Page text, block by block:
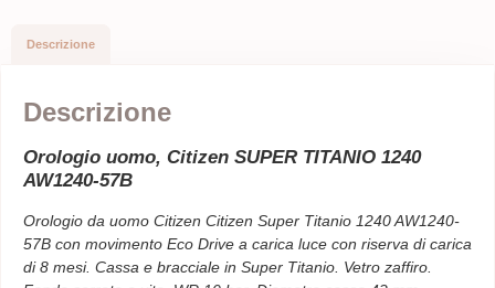
Descrizione
Descrizione
Orologio uomo, Citizen SUPER TITANIO 1240
AW1240-57B
Orologio da uomo Citizen Citizen Super Titanio 1240 AW1240-
57B con movimento Eco Drive a carica luce con riserva di carica
di 8 mesi. Cassa e bracciale in Super Titanio. Vetro zaffiro.